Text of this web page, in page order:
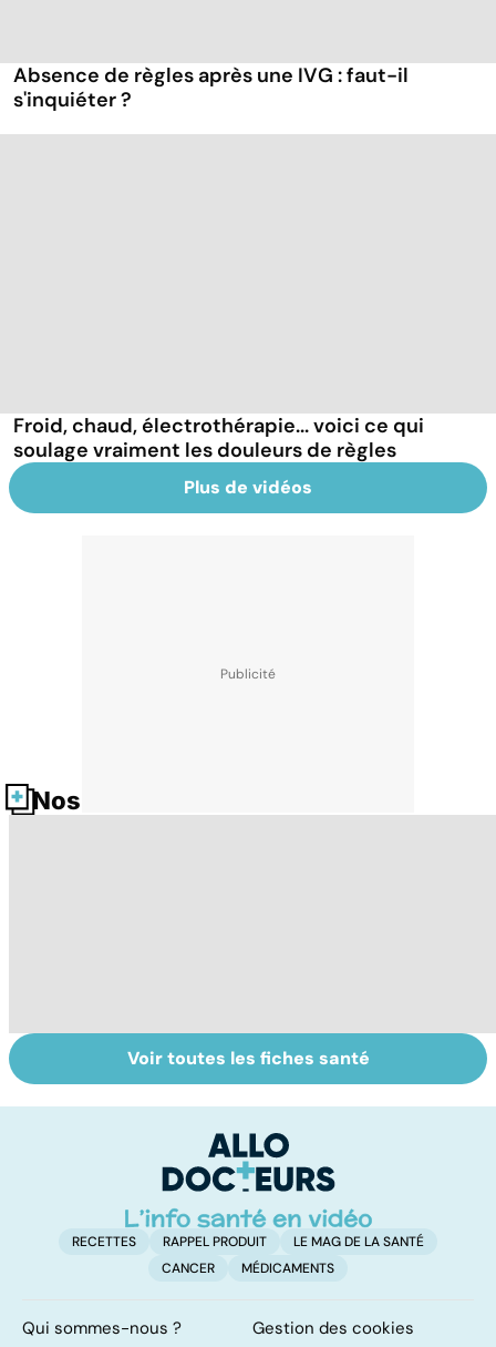
Absence de règles après une IVG : faut-il
s'inquiéter ?
Froid, chaud, électrothérapie... voici ce qui
soulage vraiment les douleurs de règles
Plus de vidéos
Nos fiches santé
Le point sur les
règles
Tout savoir sur
les infections
Voir toutes les fiches santé
RECETTES RAPPEL PRODUIT
LE MAG DE LA SANTÉ
CANCER
MÉDICAMENTS
Qui sommes-nous ?
Gestion des cookies